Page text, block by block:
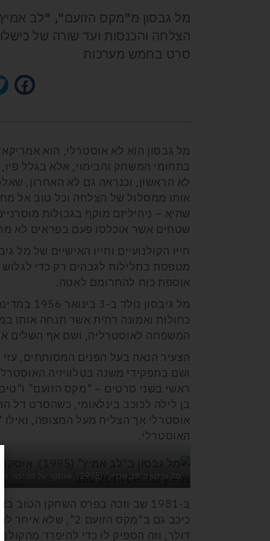
מל גבסון מ"מקס הזועם", "לב
הצלחה והכנסות ועד שורה של
סרט בחמש מערכות
מל גבסון הוא לא אוסטרלי, הוא
בתחומי המשחק והבימוי, אלא בגלל
לא הראשון, וכנראה גם לא האחרון,
אותו ממסלול של הצלחה וכל טוב אל
שהיא – ניהיליזם מוקף בגבולות
שטחים אשר אוכלסו פעם בפראים לא
חייו הקולנועיים וחייו האישיים של
מטפסת בתלילות לגבהים רק כדי
אוספת כוח להתרומם לאִטה.
מל
כחולות ואמונה דתית אשר תנחה אותו
המשפחה לאוסטרליה, ושם אף השלים
הצעיר הנאה בעל הפנים המסותתים,
ראשי בשני סרטים – "מקס הזועם"
בן לילה לכוכב בינלאומי, כשהסרט דל
אוסטרלי אך הצליח מעל המצופה,
האוסטרלי.
מל גבסון ב"לב אמיץ" (1995). אוסקר על הבימוי ועל המשחק. צילום: Paramount Pictures and 20th Century Fox
ב-1981 שב וזכה בפרס השחקן
דולר, וזה הספיק לו כדי להיפרד